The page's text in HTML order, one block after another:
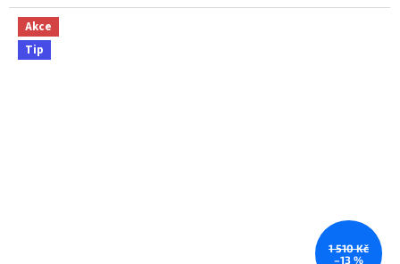
Akce
Tip
1 510 Kč
–13 %